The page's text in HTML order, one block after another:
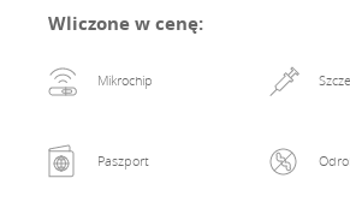
Wliczone w cenę:
Mikrochip
Paszport